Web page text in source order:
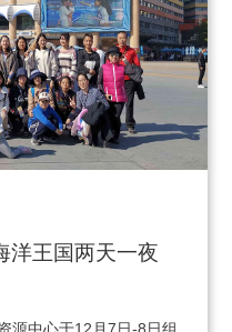
洋王国两天一夜